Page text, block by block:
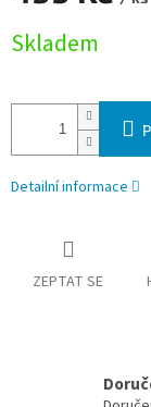
Skladem
Detailní informace
ZEPTAT SE